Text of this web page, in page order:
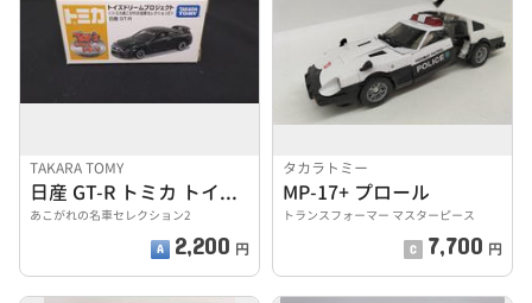
TAKARA TOMY
日産 GT-R トミカ トイズドリームプロジェクト
あこがれの名車セレクション2
2,200 円
タカラトミー
MP-17+ プロール
トランスフォーマー マスターピース
7,700 円